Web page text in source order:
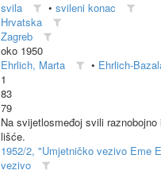
svila • svileni konac
Hrvatska
Zagreb
oko 1950
Ehrlich, Marta • Ehrlich-
1
83
79
Na svijetlosmeđoj svili
lišće.
1952/2, "Umjetničko vezivo Eme
vezivo